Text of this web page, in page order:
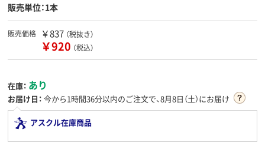
販売単位：1本
販売価格 ￥837 （税抜き）
￥920 （税込）
在庫： あり
お届け日： 今から1時間36分以内のご注文で、8月8日（土）にお届け
アスクル在庫商品